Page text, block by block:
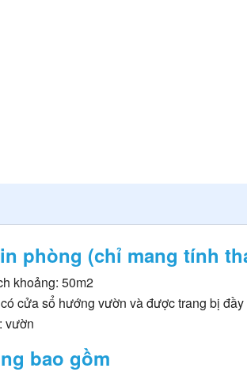
phòng (chỉ mang tính
khoảng: 50m2
cửa sổ hướng vườn và được trang bị
vườn
bao gồm